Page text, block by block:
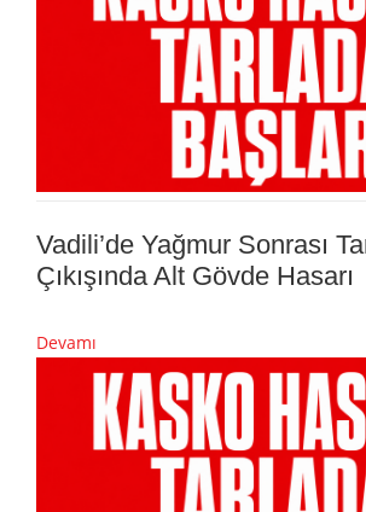
Vadili’de Yağmur Sonrası
Çıkışında Alt Gövde Hasarı
Devamı